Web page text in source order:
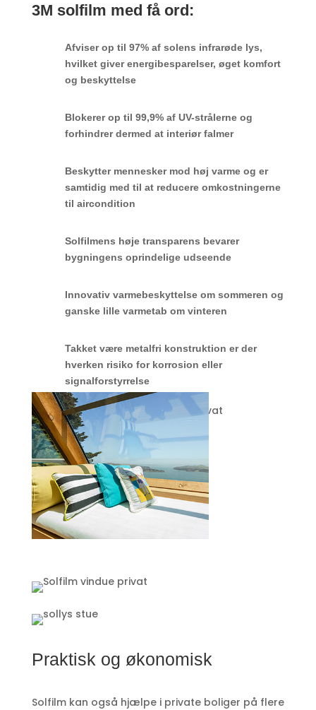
3M solfilm med få ord:
Afviser op til 97% af solens infrarøde lys,
hvilket giver energibesparelser, øget komfort
og beskyttelse
Blokerer op til 99,9% af UV-strålerne og
forhindrer dermed at interiør falmer
Beskytter mennesker mod høj varme og er
samtidig med til at reducere omkostningerne
til aircondition
Solfilmens høje transparens bevarer
bygningens oprindelige udseende
Innovativ varmebeskyttelse om sommeren og
ganske lille varmetab om vinteren
Takket være metalfri konstruktion er der
hverken risiko for korrosion eller
signalforstyrrelse
Praktisk og økonomisk
Solfilm kan også hjælpe i private boliger på flere